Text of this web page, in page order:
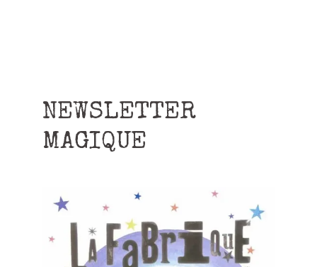
NEWSLETTER
MAGIQUE